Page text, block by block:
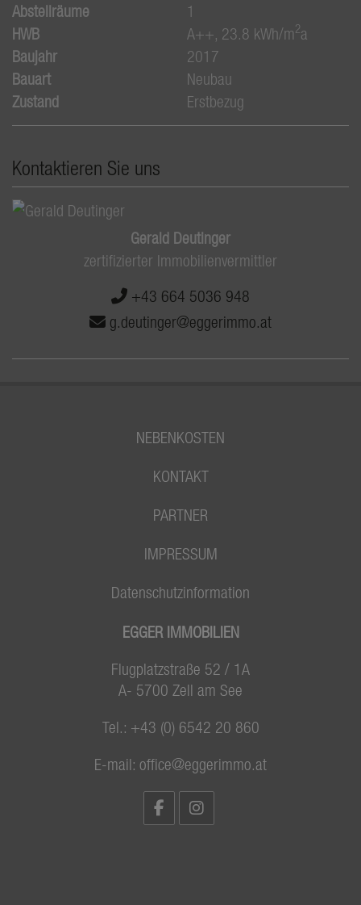
Abstellräume
1
HWB
A++, 23.8 kWh/m2a
Baujahr
2017
Bauart
Neubau
Zustand
Erstbezug
Kontaktieren Sie uns
Gerald Deutinger
zertifizierter Immobilienvermittler
+43 664 5036 948
g.deutinger@eggerimmo.at
NEBENKOSTEN
KONTAKT
PARTNER
IMPRESSUM
Datenschutzinformation
EGGER IMMOBILIEN
Flugplatzstraße 52 / 1A
A- 5700 Zell am See
Tel.: +43 (0) 6542 20 860
E-mail: office@eggerimmo.at